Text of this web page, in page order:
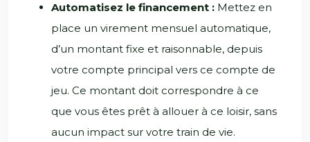
Automatisez le financement : Mettez en
place un virement mensuel automatique,
d’un montant fixe et raisonnable, depuis
votre compte principal vers ce compte de
jeu. Ce montant doit correspondre à ce
que vous êtes prêt à allouer à ce loisir, sans
aucun impact sur votre train de vie.